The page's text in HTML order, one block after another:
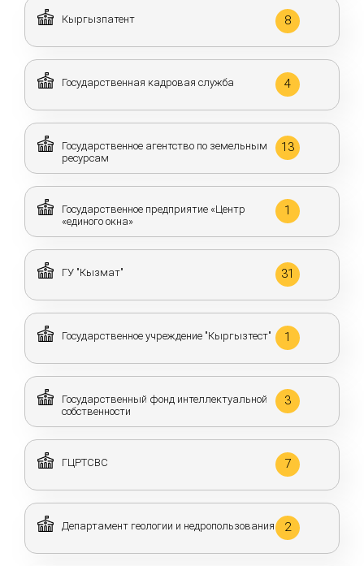
Кыргызпатент 8
Государственная кадровая служба 4
Государственное агентство по земельным
ресурсам
13
Государственное предприятие «Центр
«единого окна»
1
ГУ "Кызмат" 31
Государственное учреждение "Кыргызтест" 1
Государственный фонд интеллектуальной
собственности
3
ГЦРТСВС 7
Департамент геологии и недропользования 2